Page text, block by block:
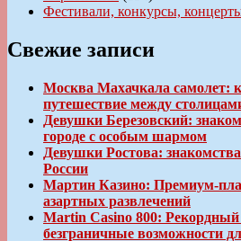
Фестивали, конкурсы,
Свежие записи
Москва Махачкала самолет:
путешествие между
Девушки Березовский:
городе с особым шармом
Девушки Ростова:
России
Мартин Казино: Премиум-
азартных развлечений
Martin Casino 800: Рекордный
безграничные возможности